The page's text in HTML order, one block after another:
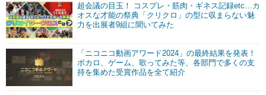
超会議の目玉！ コスプレ・筋肉・ギネス記録etc…カ
オスな才能の祭典「クリクロ」の型に収まらない魅
力を出展者9組に聞いてみた
「ニコニコ動画アワード2024」の最終結果を発表！
ボカロ、ゲーム、歌ってみた等、各部門で多くの支
持を集めた受賞作品を全て紹介